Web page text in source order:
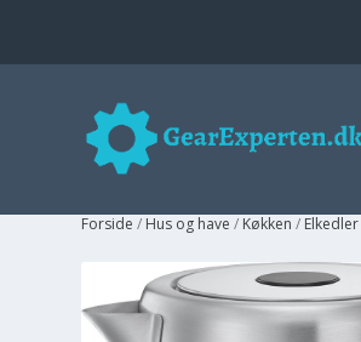
Forside / Hus og have / Køkken / Elkedler